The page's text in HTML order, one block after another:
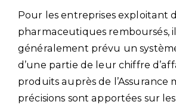
Pour les entreprises exploitant
pharmaceutiques remboursés,
généralement prévu un
d’une partie de leur chiffre
produits auprès de l’Assurance
précisions sont apportées sur